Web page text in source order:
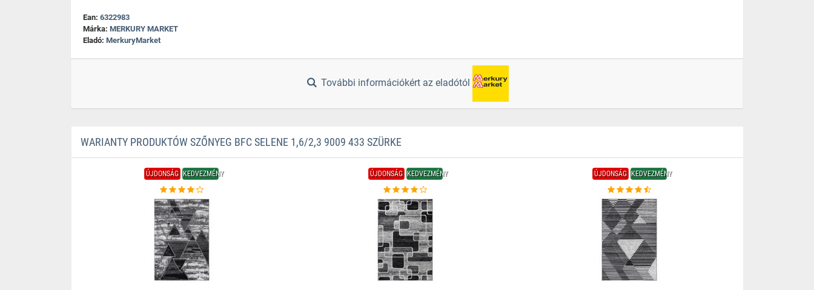
Ean: 6322983
Márka: MERKURY MARKET
Eladó: MerkuryMarket
További információkért az eladótól
WARIANTY PRODUKTÓW SZŐNYEG BFC SELENE 1,6/2,3 9009 433 SZÜRKE
ÚJDONSÁG KEDVEZMÉNY ÚJDONSÁG KEDVEZMÉNY ÚJDONSÁG KEDVEZMÉNY